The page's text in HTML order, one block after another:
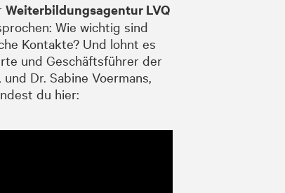
Weiterbildungsagentur LVQ
Wie wichtig sind
Kontakte? Und lohnt es
und Geschäftsführer der
Dr. Sabine Voermans,
du hier: